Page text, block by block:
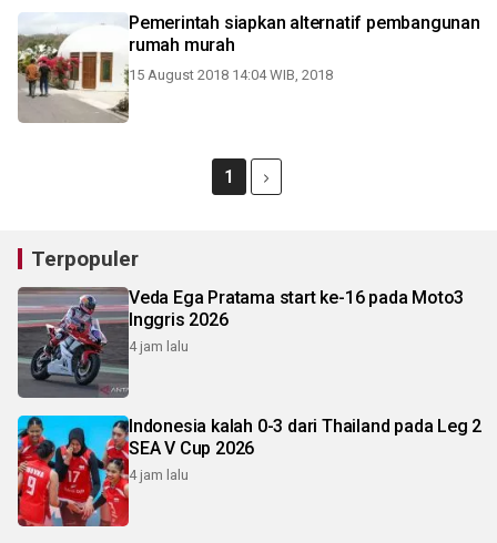
Pemerintah siapkan alternatif pembangunan
rumah murah
15 August 2018 14:04 WIB, 2018
1
Terpopuler
Veda Ega Pratama start ke-16 pada Moto3
Inggris 2026
4 jam lalu
Indonesia kalah 0-3 dari Thailand pada Leg 2
SEA V Cup 2026
4 jam lalu